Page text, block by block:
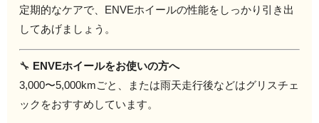
定期的なケアで、ENVEホイールの性能をしっかり引き出
してあげましょう。
🔧 ENVEホイールをお使いの方へ
3,000〜5,000kmごと、または雨天走行後などはグリスチェ
ックをおすすめしています。